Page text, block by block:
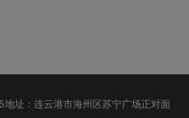
地址：连云港市海州区苏宁广场正对面